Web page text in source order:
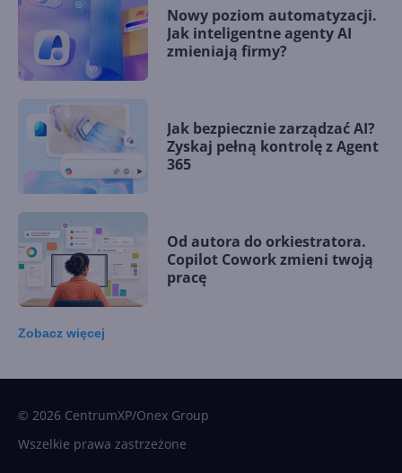
Nowy poziom automatyzacji.
Jak inteligentne agenty AI
zmieniają firmy?
Jak bezpiecznie zarządzać AI?
Zyskaj pełną kontrolę z Agent
365
Od autora do orkiestratora.
Copilot Cowork zmieni twoją
pracę
Zobacz więcej
© 2026 CentrumXP/Onex Group
Wszelkie prawa zastrzeżone